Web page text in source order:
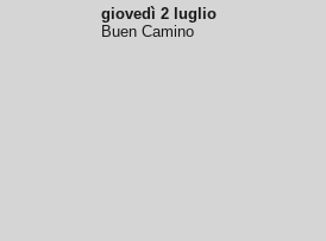
giovedì 2 luglio
Buen Camino